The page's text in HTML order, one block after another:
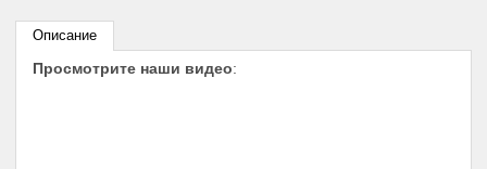
Описание
Просмотрите наши видео: